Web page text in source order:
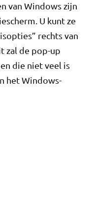
van Windows zijn
U kunt ze
rechts van
zal de pop-up
die niet veel is
het Windows-